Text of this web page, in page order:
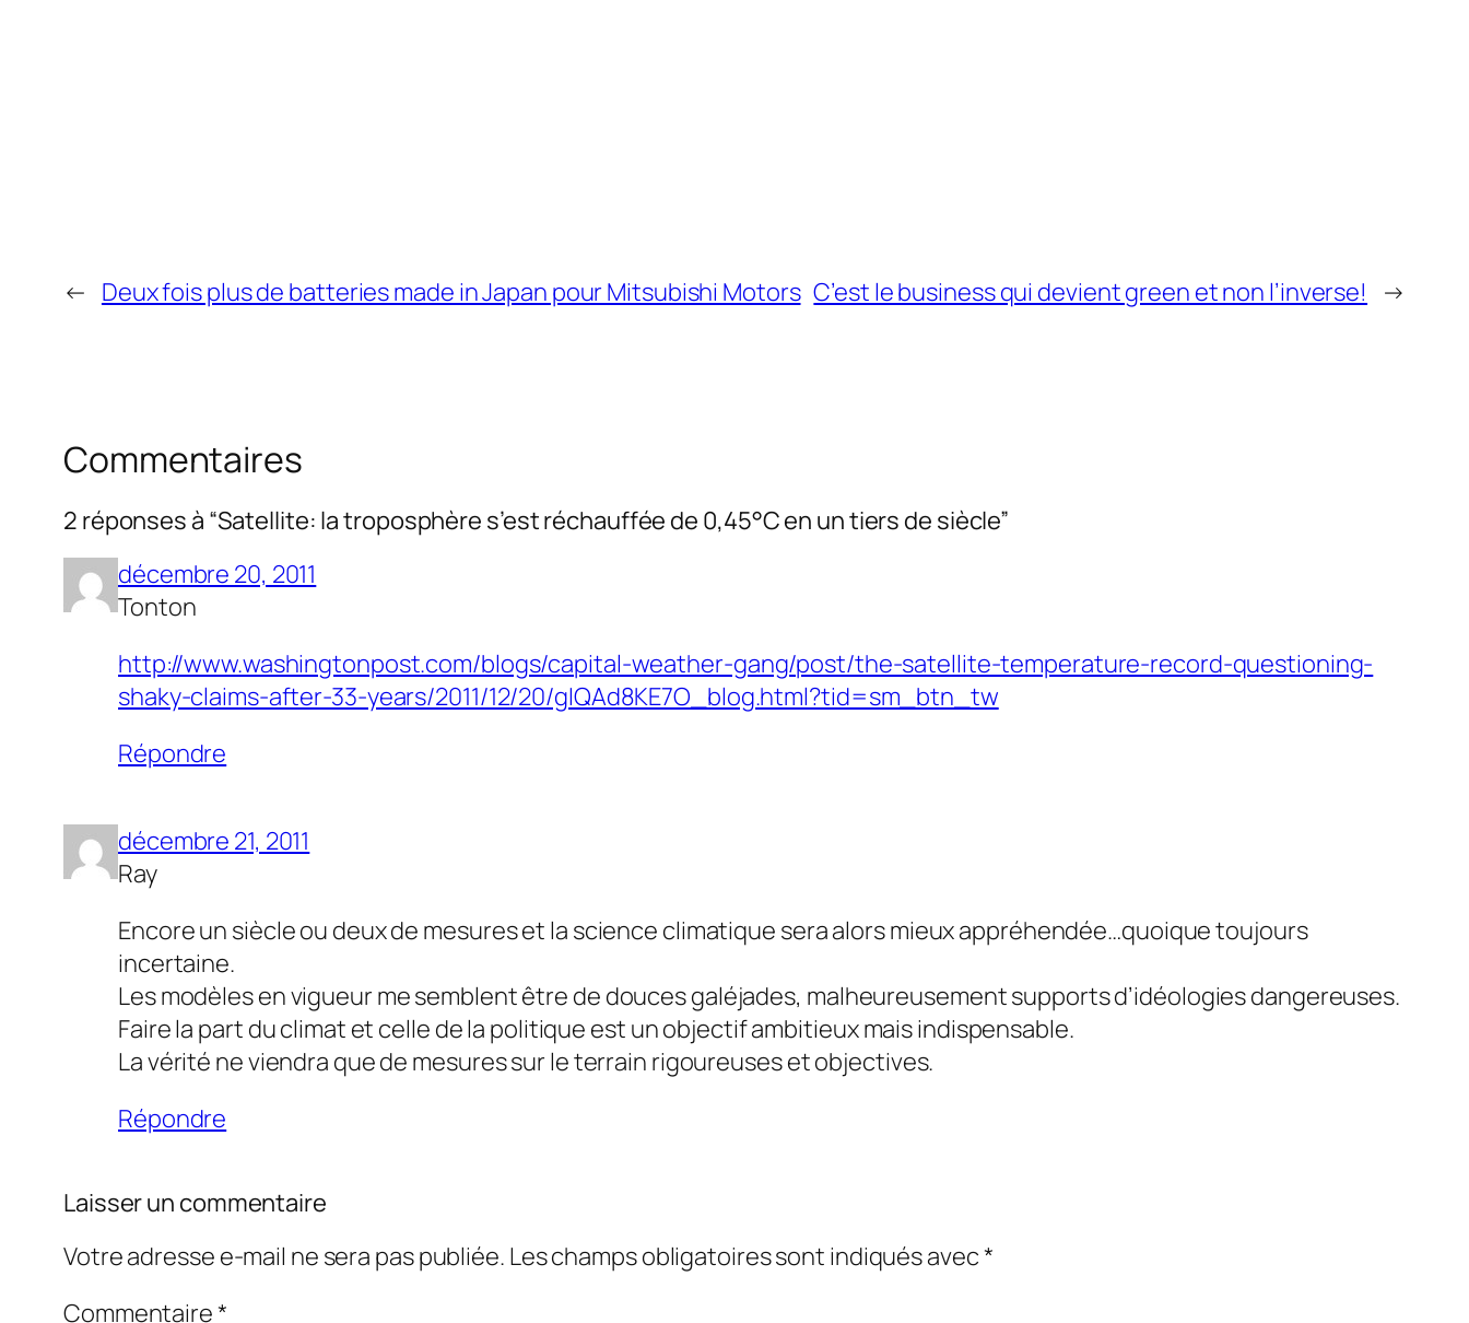
← Deux fois plus de batteries made in Japan pour Mitsubishi Motors C’est le business qui devient green et non l’inverse! →
Commentaires
2 réponses à “Satellite: la troposphère s’est réchauffée de 0,45°C en un tiers de siècle”
décembre 20, 2011
Tonton
http://www.washingtonpost.com/blogs/capital-weather-gang/post/the-satellite-temperature-record-questioning-
shaky-claims-after-33-years/2011/12/20/gIQAd8KE7O_blog.html?tid=sm_btn_tw
Répondre
décembre 21, 2011
Ray
Encore un siècle ou deux de mesures et la science climatique sera alors mieux appréhendée…quoique toujours
incertaine.
Les modèles en vigueur me semblent être de douces galéjades, malheureusement supports d’idéologies dangereuses.
Faire la part du climat et celle de la politique est un objectif ambitieux mais indispensable.
La vérité ne viendra que de mesures sur le terrain rigoureuses et objectives.
Répondre
Laisser un commentaire
Votre adresse e-mail ne sera pas publiée. Les champs obligatoires sont indiqués avec*
Commentaire*